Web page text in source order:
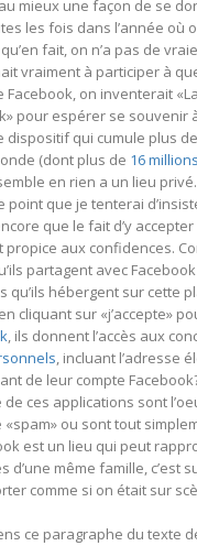
mieux une façon de se
les fois dans l’année où
fait, on n’a pas de
vraiment à participer à
Facebook, on inventerait
pour espérer se souvenir
qui cumule plus
(dont plus de 16
en rien a un lieu privé.
point que je tenterai
que le fait d’y
propice aux confidences.
partagent avec
qu’ils hébergent sur cette
cliquant sur «j’accepte»
, ils donnent l’accès aux
, incluant l’adresse
de leur compte
de ces applications sont
ou sont tout
est un lieu qui peut
d’une même famille, c’est
comme si on était sur
ce paragraphe du texte